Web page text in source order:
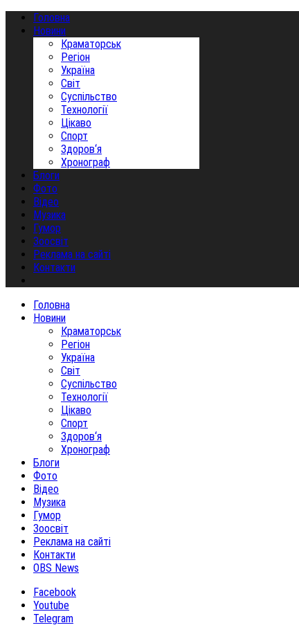
Головна
Новини
Краматорськ
Регіон
Україна
Світ
Суспільство
Технології
Цікаво
Спорт
Здоров‘я
Хронограф
Блоги
Фото
Відео
Музика
Гумор
Зоосвіт
Реклама на сайті
Контакти
Головна
Новини
Краматорськ
Регіон
Україна
Світ
Суспільство
Технології
Цікаво
Спорт
Здоров‘я
Хронограф
Блоги
Фото
Відео
Музика
Гумор
Зоосвіт
Реклама на сайті
Контакти
OBS News
Facebook
Youtube
Telegram